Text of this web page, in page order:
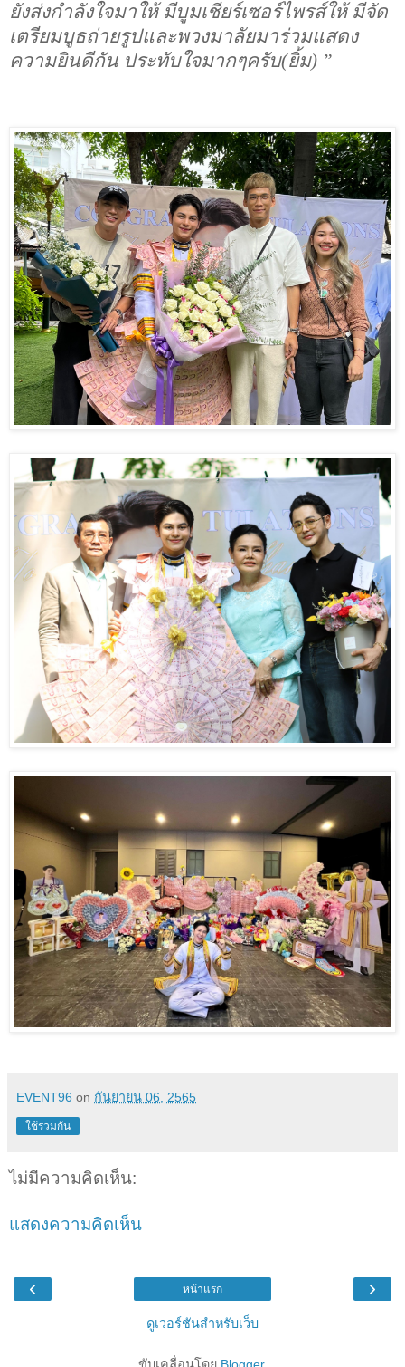
ยังส่งกำลังใจมาให้ มีบูมเชียร์เซอร์ไพรส์ให้ มีจัด
เตรียมบูธถ่ายรูปและพวงมาลัยมาร่วมแสดง
ความยินดีกัน ประทับใจมากๆครับ(ยิ้ม) ”
EVENT96 on กันยายน 06, 2565
ใช้ร่วมกัน
ไม่มีความคิดเห็น:
แสดงความคิดเห็น
‹ ›
หน้าแรก
ดูเวอร์ชันสำหรับเว็บ